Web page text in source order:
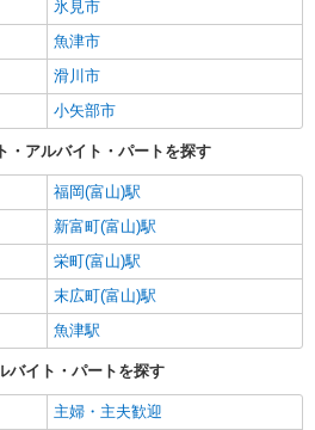
氷見市
魚津市
滑川市
小矢部市
・アルバイト・パートを探す
福岡(富山)駅
新富町(富山)駅
栄町(富山)駅
末広町(富山)駅
魚津駅
バイト・パートを探す
主婦・主夫歓迎